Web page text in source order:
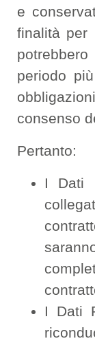
e
finalità per
periodo
consenso
Pertanto:
I Dati
I Dati